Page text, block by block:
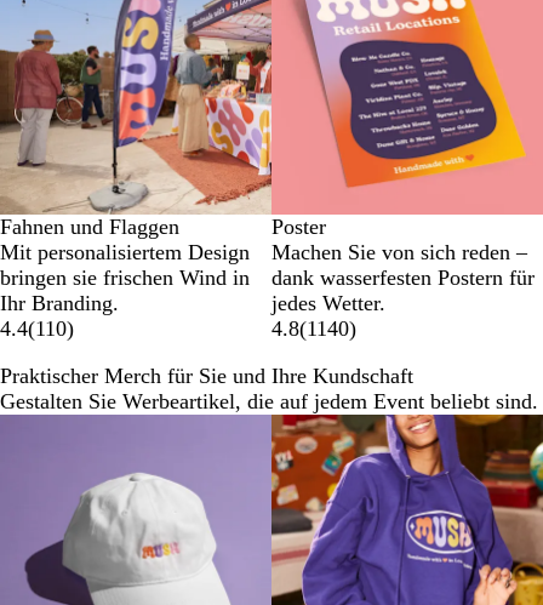
Fahnen und Flaggen
Mit personalisiertem Design
bringen sie frischen Wind in
Ihr Branding.
4.4(110)
Poster
Machen Sie von sich reden –
dank wasserfesten Postern für
jedes Wetter.
4.8(1140)
Praktischer Merch für Sie und Ihre Kundschaft
Gestalten Sie Werbeartikel, die auf jedem Event beliebt sind.